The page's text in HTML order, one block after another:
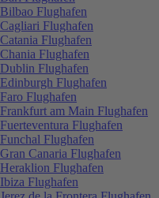
Bilbao Flughafen
Cagliari Flughafen
Catania Flughafen
Chania Flughafen
Dublin Flughafen
Edinburgh Flughafen
Faro Flughafen
Frankfurt am Main Flughafen
Fuerteventura Flughafen
Funchal Flughafen
Gran Canaria Flughafen
Heraklion Flughafen
Ibiza Flughafen